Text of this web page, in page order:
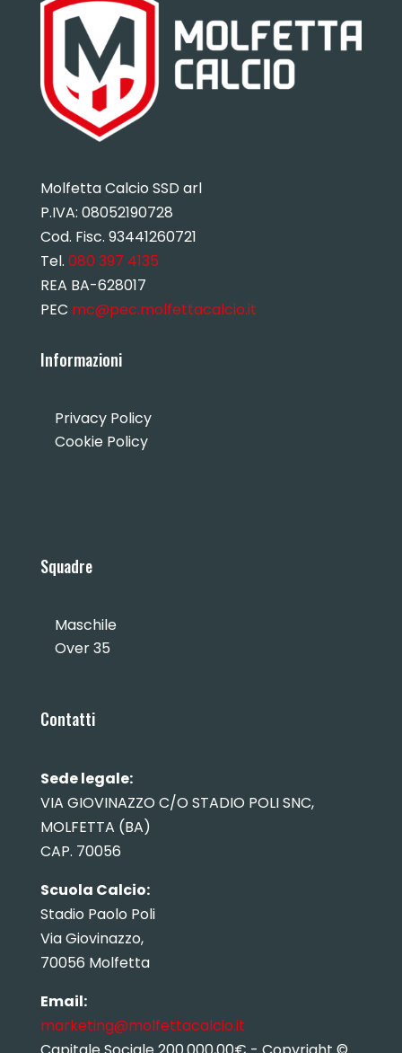
Molfetta Calcio SSD arl
P.IVA: 08052190728
Cod. Fisc. 93441260721
Tel. 080 397 4135
REA BA-628017
PEC mc@pec.molfettacalcio.it
Informazioni
Privacy Policy
Cookie Policy
Squadre
Maschile
Over 35
Contatti
Sede legale:
VIA GIOVINAZZO C/O STADIO POLI SNC,
MOLFETTA (BA)
CAP. 70056
Scuola Calcio:
Stadio Paolo Poli
Via Giovinazzo,
70056 Molfetta
Email:
marketing@molfettacalcio.it